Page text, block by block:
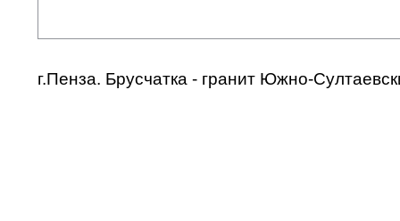
г.Пенза. Брусчатка - гранит Южно-